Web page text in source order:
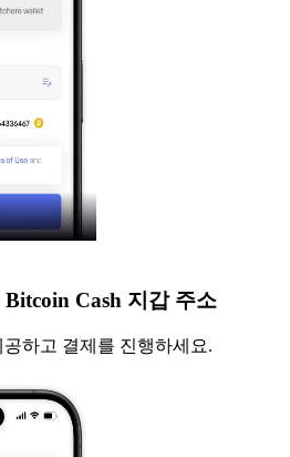
Cash 지갑 주소
하고 결제를 진행하세요.